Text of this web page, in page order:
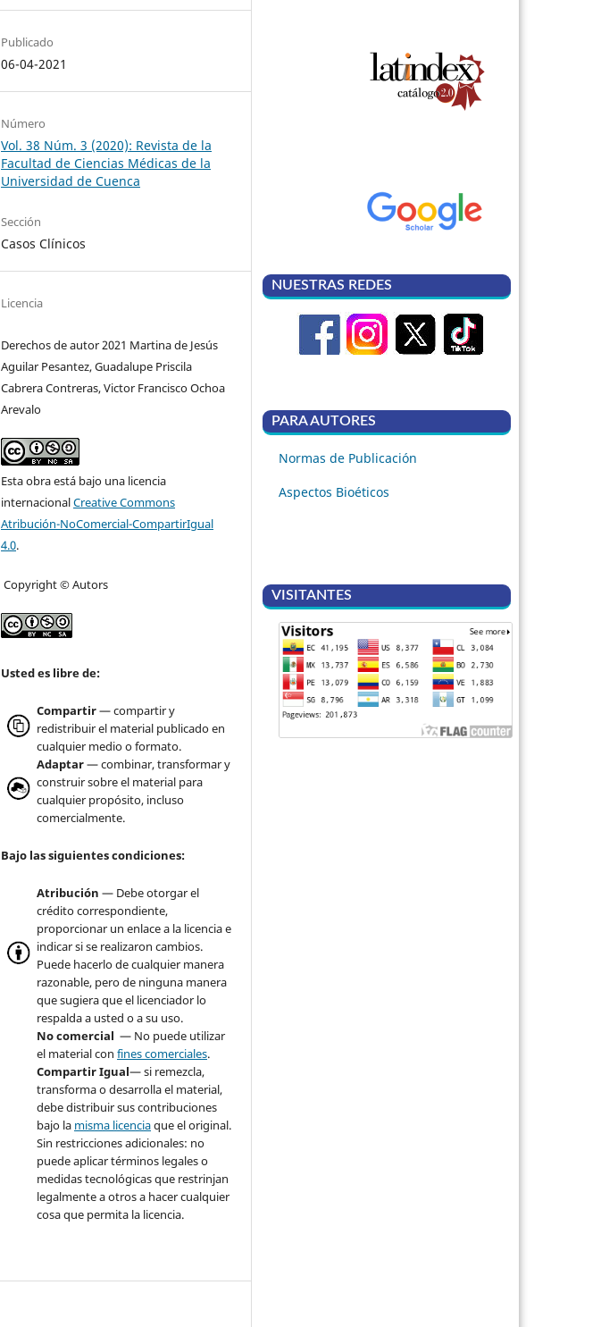
Publicado
06-04-2021
Número
Vol. 38 Núm. 3 (2020): Revista de la
Facultad de Ciencias Médicas de la
Universidad de Cuenca
Sección
Casos Clínicos
Licencia
Derechos de autor 2021 Martina de Jesús
Aguilar Pesantez, Guadalupe Priscila
Cabrera Contreras, Victor Francisco Ochoa
Arevalo
Esta obra está bajo una licencia
internacionalCreative Commons
Atribución-NoComercial-CompartirIgual
4.0.
Copyright © Autors
Usted es libre de:
Compartir— compartir y
redistribuir el material publicado en
cualquier medio o formato.
Adaptar— combinar, transformar y
construir sobre el material para
cualquier propósito, incluso
comercialmente.
Bajo las siguientes condiciones:
Atribución — Debe otorgar el
crédito correspondiente,
proporcionar un enlace a la licencia e
indicar si se realizaron cambios.
Puede hacerlo de cualquier manera
razonable, pero de ninguna manera
que sugiera que el licenciador lo
respalda a usted o a su uso.
No comercial — No puede utilizar
el material confines comerciales.
Compartir Igual— si remezcla,
transforma o desarrolla el material,
debe distribuir sus contribuciones
bajo la misma licenciaque el original.
Sin restricciones adicionales: no
puede aplicar términos legales o
medidas tecnológicas que restrinjan
legalmente a otros a hacer cualquier
cosa que permita la licencia.
NUESTRAS REDES
PARA AUTORES
Normas de Publicación
Aspectos Bioéticos
VISITANTES